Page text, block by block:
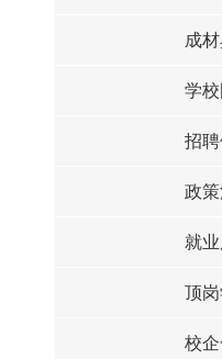
成
学
招
政
就
顶
校